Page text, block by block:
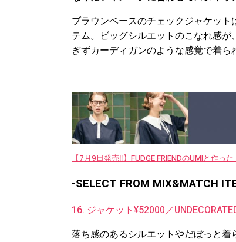
ブラウンベースのチェックジャケッ
テム。ビッグシルエットのこなれ感
ぎずカーディガンのような感覚で着ら
【7月9日発売‼︎】FUDGE FRIENDのUMIと作っ
-SELECT FROM MIX&MATCH
16. ジャケット¥52000／
落ち感のあるシルエットやだぼっと